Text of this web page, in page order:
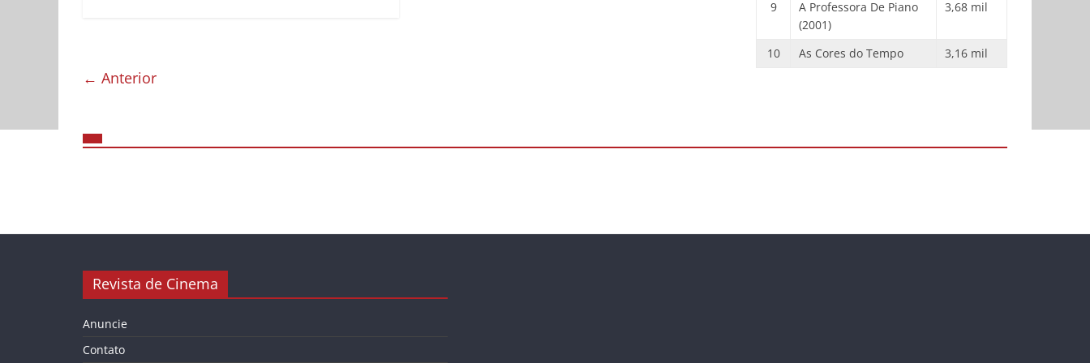
← Anterior
9
A Professora De Piano
(2001)
3,68 mil
10 As Cores do Tempo 3,16 mil
Revista de Cinema
Anuncie
Contato